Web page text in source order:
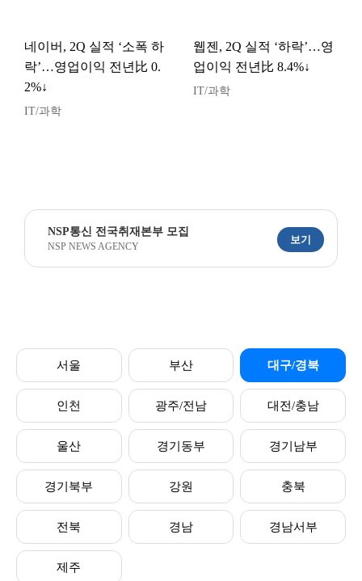
네이버, 2Q 실적 ‘소폭 하
락’…영업이익 전년比 0.
2%↓
IT/과학
웹젠, 2Q 실적 ‘하락’…영
업이익 전년比 8.4%↓
IT/과학
NSP통신 전국취재본부 모집
NSP NEWS AGENCY
보기
서울 부산 대구/경북
인천 광주/전남 대전/충남
울산 경기동부 경기남부
경기북부 강원 충북
전북 경남 경남서부
제주